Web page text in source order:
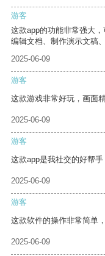
游客
这款app的功能非常强大
编辑文档、制作演示文稿
2025-06-09
游客
这款游戏非常好玩，画面
2025-06-09
游客
这款app是我社交的好帮
2025-06-09
游客
这款软件的操作非常简单
2025-06-09